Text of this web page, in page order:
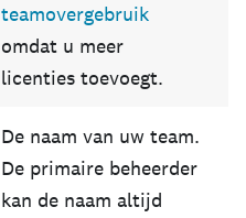
teamovergebruik
omdat u meer
licenties toevoegt.
De naam van uw team.
De primaire beheerder
kan de naam altijd